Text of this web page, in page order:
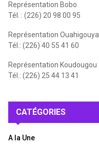
Représentation Bobo
Tél. : (226) 20 98 00 95
Représentation Ouahigouya
Tél.: (226) 40 55 41 60
Représentation Koudougou
Tél.: (226) 25 44 13 41
CATÉGORIES
A la Une